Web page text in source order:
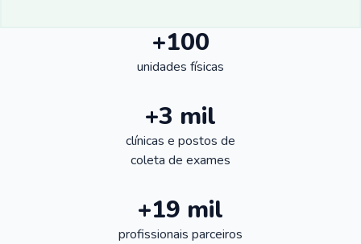
+100
unidades físicas
+3 mil
clínicas e postos de
coleta de exames
+19 mil
profissionais parceiros